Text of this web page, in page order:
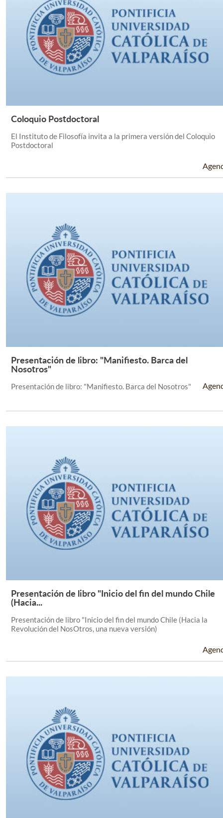
Coloquio Postdoctoral
El Instituto de Filosofía invita a la primera versión del Coloquio
Postdoctoral
Leer Más +
Presentación de libro: "Manifiesto. Barca del
Nosotros"
Presentación de libro: "Manifiesto. Barca del Nosotros"
Leer Más +
Presentación de libro "Inicio del fin del mundo Chile
(Hacia...
Presentación de libro "Inicio del fin del mundo Chile (Hacia la
Revolución del NosOtros, una nueva versión)